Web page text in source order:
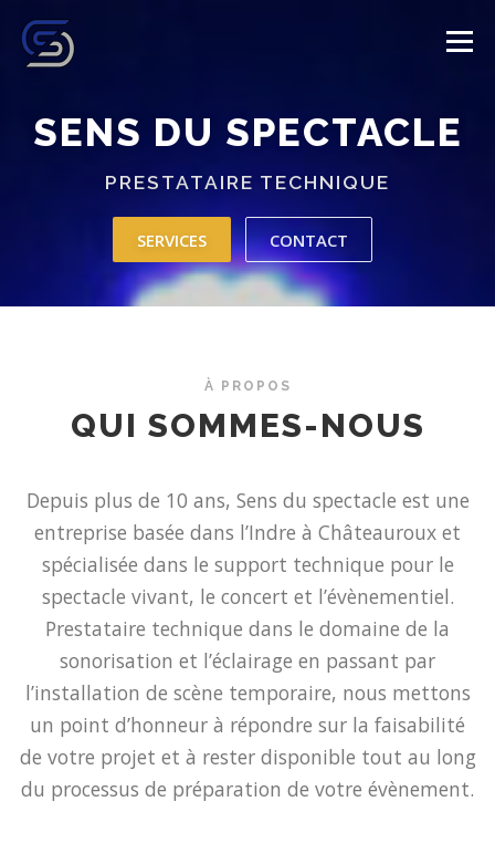
contenu
Menu
ACCUEIL NOS SERVICES GALERIE
SENS DU SPECTACLE
PRESTATAIRE TECHNIQUE
SERVICES CONTACT
À PROPOS
QUI SOMMES-NOUS
Depuis plus de 10 ans, Sens du spectacle est une
entreprise basée dans l’Indre à Châteauroux et
spécialisée dans le support technique pour le
spectacle vivant, le concert et l’évènementiel.
Prestataire technique dans le domaine de la
sonorisation et l’éclairage en passant par
l’installation de scène temporaire, nous mettons
un point d’honneur à répondre sur la faisabilité
de votre projet et à rester disponible tout au long
du processus de préparation de votre évènement.